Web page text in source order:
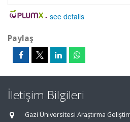
- see details
Paylaş
İletişim Bilgileri
Gazi Üniversitesi Araştırma